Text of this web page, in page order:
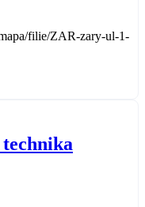
filie/ZAR-zary-ul-1-